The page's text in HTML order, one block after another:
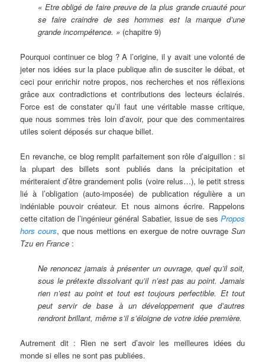
« Etre obligé de faire preuve de la plus grande cruauté pour
se faire craindre de ses hommes est la marque d’une
grande incompétence. » (chapitre 9)
Pourquoi continuer ce blog ? A l’origine, il y avait une volonté de
jeter nos idées sur la place publique afin de susciter le débat, et
ceci pour enrichir notre propos, nos recherches et nos réflexions
grâce aux contradictions et contributions des lecteurs éclairés.
Force est de constater qu’il faut une véritable masse critique,
que nous sommes très loin d’avoir, pour que des commentaires
utiles soient déposés sur chaque billet.
En revanche, ce blog remplit parfaitement son rôle d’aiguillon : si
la plupart des billets sont publiés dans la précipitation et
mériteraient d’être grandement polis (voire relus…), le petit stress
lié à l’obligation (auto-imposée) de publication régulière a un
indéniable pouvoir créateur. Et nous aimons écrire. Rappelons
cette citation de l’ingénieur général Sabatier, issue de ses Propos
hors cours, que nous mettions en exergue de notre ouvrage Sun
Tzu en France :
Ne renoncez jamais à présenter un ouvrage, quel qu’il soit,
sous le prétexte dissolvant qu’il n’est pas au point. Jamais
rien n’est au point et tout est toujours perfectible. Et tout
peut servir de base à un développement que d’autres
rendront brillant, même s’il s’éloigne de votre idée première.
Autrement dit : Rien ne sert d’avoir les meilleures idées du
monde si elles ne sont pas publiées.